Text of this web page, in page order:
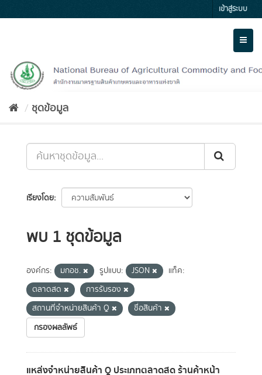
to
เข้าสู่ระบบ
ชุดข้อมูล
เรียงโดย
พบ 1 ชุดข้อมูล
องค์กร: มกอช. รูปแบบ: JSON
แท็ค:
ตลาดสด
การรับรอง
สถานที่จำหน่ายสินค้า Q
ชื่อสินค้า
กรองผลลัพธ์
แหล่งจำหน่ายสินค้า Q ประเภทตลาดสด ร้านค้าหน้า